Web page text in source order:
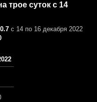
трое суток с 14
с 14 по 16 декабря 2022